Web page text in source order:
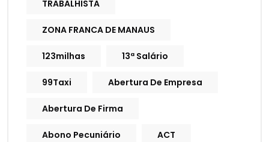
TRABALHISTA
ZONA FRANCA DE MANAUS
123milhas 13ª Salário
99Taxi Abertura De Empresa
Abertura De Firma
Abono Pecuniário ACT